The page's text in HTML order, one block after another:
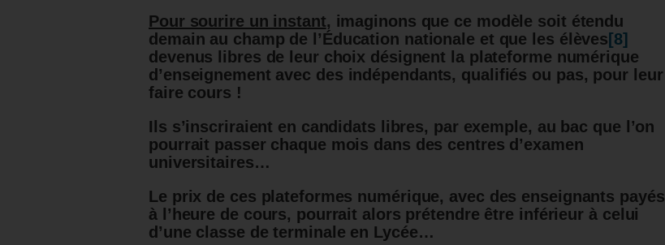
Pour sourire un instant, imaginons que ce modèle soit étendu
demain au champ de l’Éducation nationale et que les élèves [8]
devenus libres de leur choix désignent la plateforme numérique
d’enseignement avec des indépendants, qualifiés ou pas, pour leur
faire cours !
Ils s’inscriraient en candidats libres, par exemple, au bac que l’on
pourrait passer chaque mois dans des centres d’examen
universitaires…
Le prix de ces plateformes numérique, avec des enseignants payés
à l’heure de cours, pourrait alors prétendre être inférieur à celui
d’une classe de terminale en Lycée…